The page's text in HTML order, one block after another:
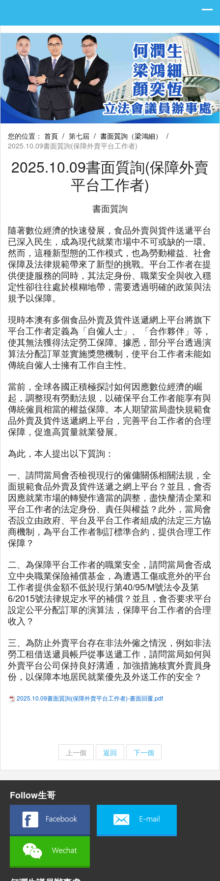
您的位置： 首頁 / 第七屆 / 書面質詢（梁鴻細）
/
2025.10.09書面質詢(保障外賣平台工作者)
2025.10.09書面質詢(保障外賣
平台工作者)
書面質詢
隨著數位經濟的快速發展，食品外賣與貨件送遞平台
已深入民生，成為現代就業市場中不可或缺的一環。
然而，這種新型態的工作模式，也為勞動權益、社會
保障及法律規範帶來了新型的挑戰。平台工作者在提
供便捷服務的同時，其法定身份、職業安全與收入穩
定性卻往往處於模糊地帶，需要透過明確的政策與法
規予以保障。
現時本澳有多個食品外賣及貨件送遞網上平台將旗下
平台工作者定義為「自僱人士」、「合作夥伴」等，
使其無法獲得法定勞工保障。據悉，部分平台透過演
算法分配訂單並實施獎懲機制，使平台工作者未能如
傳統自僱人士擁有工作自主性。
當前，全球各國正積極探討如何因應數位經濟的崛
起，調整現有勞動法規，以確保平台工作者能享有與
傳統僱員相當的權益保障。本人期望當局盡快規範食
品外賣及貨件送遞網上平台，完善平台工作者的合理
保障，促進高質量就業發展。
為此，本人提出以下質詢：
一、請問當局會否檢視現行的僱傭關係相關法規，全
面規範食品外賣及貨件送遞之網上平台？並且，會否
因應就業市場的轉變作適當的調整，盡快釐清企業和
平台工作者的法定身份、責任與權益？此外，當局會
否設立由政府、平台及平台工作者組成的法定三方協
商機制，為平台工作者制訂標準合約，提供合理工作
保障？
二、為保障平台工作者的職業安全，請問當局會否成
立中央職業保險補償基金，為遭遇工傷或意外的平台
工作者提供金額不低於現行第40/95/M號法令及第
6/2015號法律規定水平的補償？並且，會否要求平台
設定公平分配訂單的演算法，保障平台工作者的合理
收入？
三、為防止外賣平台存在非法外僱之情況，例如非法
勞工租借送遞員帳戶從事送遞工作，請問當局如何與
外賣平台公司保持良好溝通，加強措施核實外賣員身
份，以保障本地居民就業優先及外送工作的安全？
2025.10.09書面質詢(保障外賣平台工作者)-書面回覆.pdf
上一個 返回 下一個
Follow生哥